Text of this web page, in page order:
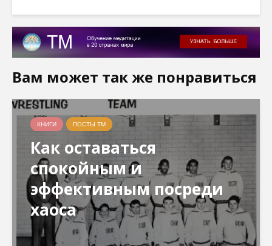
Вам может так же понравиться
КНИГИ ПОСТЫ ТМ
Как оставаться
спокойным и
эффективным посреди
хаоса